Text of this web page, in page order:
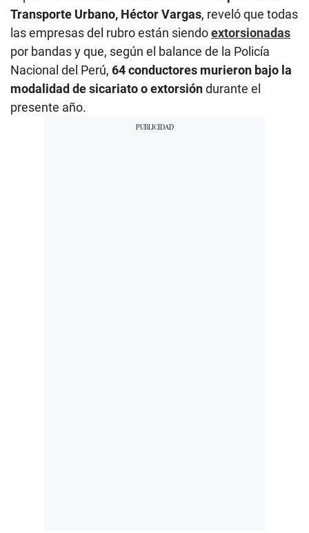
Transporte Urbano, Héctor Vargas, reveló que todas
las empresas del rubro están siendoextorsionadas
por bandas y que, según el balance de la Policía
Nacional del Perú, 64 conductores murieron bajo la
modalidad de sicariato o extorsióndurante el
presente año.